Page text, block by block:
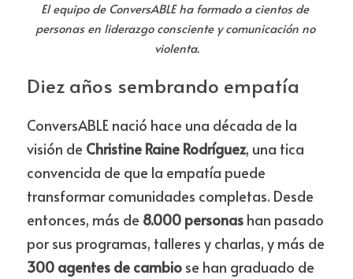
El equipo de ConversABLE ha formado a cientos de
personas en liderazgo consciente y comunicación no
violenta.
Diez años sembrando empatía
ConversABLE nació hace una década de la
visión de Christine Raine Rodríguez, una tica
convencida de que la empatía puede
transformar comunidades completas. Desde
entonces, más de 8.000 personas han pasado
300 agentes de cambio se han graduado de